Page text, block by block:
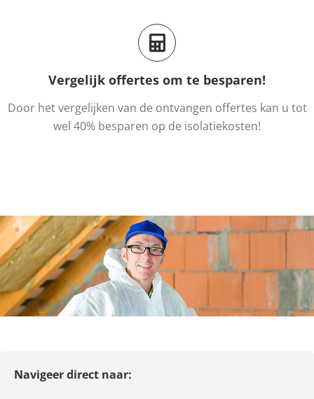
Vergelijk offertes om te besparen!
Door het vergelijken van de ontvangen offertes kan u tot
wel 40% besparen op de isolatiekosten!
Navigeer direct naar: